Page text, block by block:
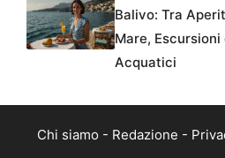
Balivo: Tra
Mare, Escursioni
Acquatici
Chi siamo - Redazione -